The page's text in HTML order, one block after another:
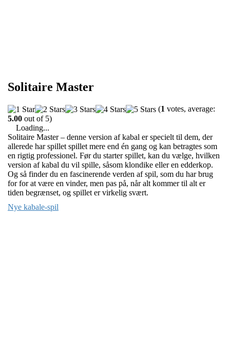
Solitaire Master
(1 votes, average:
5.00 out of 5)
Loading...
Solitaire Master – denne version af kabal er specielt til dem, der
allerede har spillet spillet mere end én gang og kan betragtes som
en rigtig professionel. Før du starter spillet, kan du vælge, hvilken
version af kabal du vil spille, såsom klondike eller en edderkop.
Og så finder du en fascinerende verden af spil, som du har brug
for for at være en vinder, men pas på, når alt kommer til alt er
tiden begrænset, og spillet er virkelig svært.
Nye kabale-spil